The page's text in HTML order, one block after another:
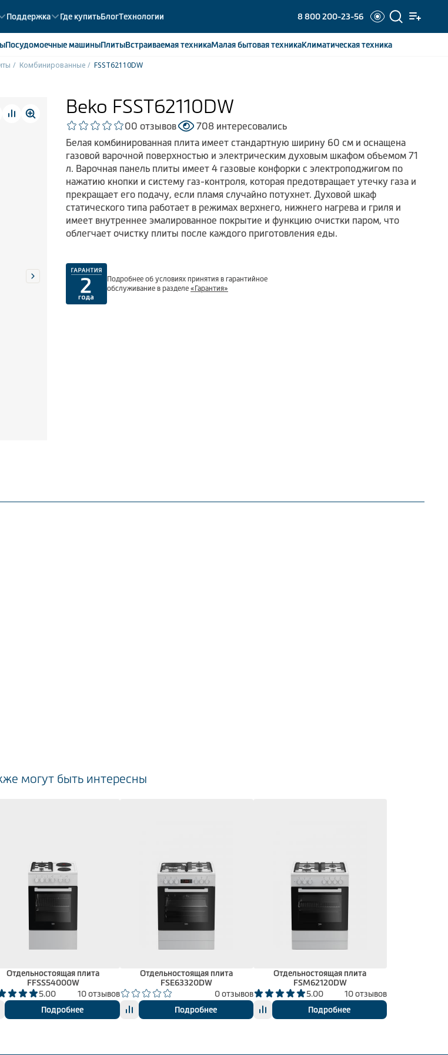
Поддержка Где купитьБлогТехнологии 8 800 200-23-56
ПосудомоечныемашиныПлитыВстраиваемаятехникаМалая бытоваятехникаКлиматическаятехника
Комбинированные FSST62110DW
Beko FSST62110DW
00 отзывов
708 интересовались
Белая комбинированная плита имеет стандартную ширину 60 см и оснащена
газовой варочной поверхностью и электрическим духовым шкафом объемом 71
л. Варочная панель плиты имеет 4 газовые конфорки с электроподжигом по
нажатию кнопки и систему газ-контроля, которая предотвращает утечку газа и
прекращает его подачу, если пламя случайно потухнет. Духовой шкаф
статического типа работает в режимах верхнего, нижнего нагрева и гриля и
имеет внутреннее эмалированное покрытие и функцию очистки паром, что
облегчает очистку плиты после каждого приготовления еды.
Подробнее об условиях принятия в гарантийное
обслуживание в разделе «Гарантия»
могут быть интересны
Отдельностоящая плита
FFSS54000W
5.00
10 отзывов
Подробнее
Отдельностоящая плита
FSE63320DW
0 отзывов
Подробнее
Отдельностоящая плита
FSM62120DW
5.00
10 отзывов
Подробнее